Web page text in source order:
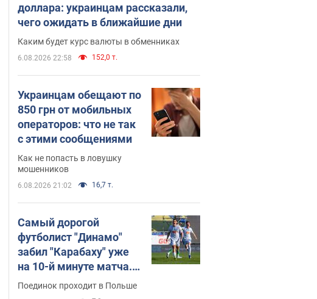
доллара: украинцам рассказали,
чего ожидать в ближайшие дни
Каким будет курс валюты в обменниках
6.08.2026 22:58 152,0 т.
Украинцам обещают по
850 грн от мобильных
операторов: что не так
с этими сообщениями
Как не попасть в ловушку
мошенников
6.08.2026 21:02 16,7 т.
Самый дорогой
футболист "Динамо"
забил "Карабаху" уже
на 10-й минуте матча.
Видео
Поединок проходит в Польше